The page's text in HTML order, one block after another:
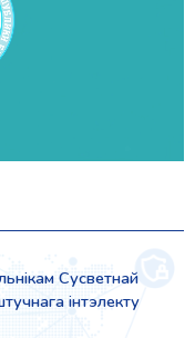
Сусветнай
інтэлекту